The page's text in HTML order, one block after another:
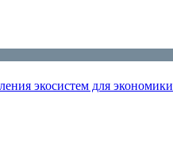
экосистем для экономики